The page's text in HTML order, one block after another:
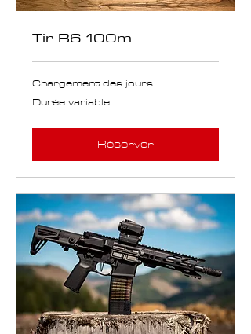
Tir B6 100m
Chargement des jours...
Durée variable
Réserver